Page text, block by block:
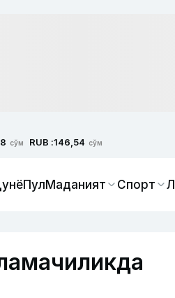
сўм RUB :146,54 сўм
ПулМаданият Спорт